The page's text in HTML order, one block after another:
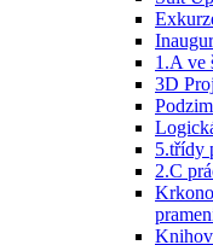
1.A ve
3D
5.třídy
2.C